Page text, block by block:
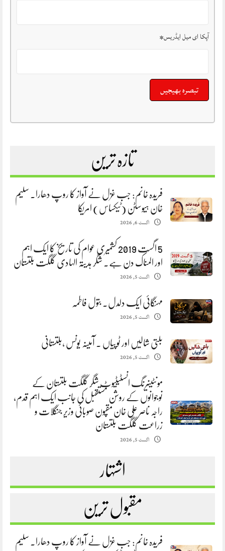
آپکا ای میل ایڈریس*
تازہ ترین
فریدہ خانم: جب غزل نے آواز کا روپ دھارا. سلیم
خان ہیوسٹن (ٹیکساس) امریکا
اگست 6, 2026
5 اگست 2019 کشمیری عوام کی تاریخ کا ایک اہم
اور المناک دن ہے. شگر ہدیتہ الہادی گلگت بلتستان
اگست 5, 2026
مہنگائی ایک دلدل. بتول فاطمہ
اگست 5, 2026
بلتی شالیں اور ٹوپیاں . آمینہ یونس ،بلتستانی
اگست 5, 2026
مونٹینیرنگ انسٹیٹیوٹ شگر گلگت بلتستان کے
نوجوانوں کے روشن مستقبل کی جانب ایک اہم قدم،
راجہ ناصر علی خان مقپون صوبائی وزیر جنگلات و
زراعت گلگت بلتستان
اگست 5, 2026
اشتہار
مقبول ترین
فریدہ خانم: جب غزل نے آواز کا روپ دھارا. سلیم